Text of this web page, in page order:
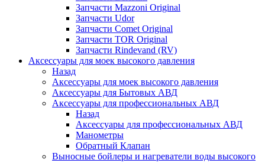
Запчасти Mazzoni Original
Запчасти Udor
Запчасти Comet Original
Запчасти TOR Original
Запчасти Rindevand (RV)
Аксессуары для моек высокого давления
Назад
Аксессуары для моек высокого давления
Аксессуары для Бытовых АВД
Аксессуары для профессиональных АВД
Назад
Аксессуары для профессиональных АВД
Манометры
Обратный Клапан
Выносные бойлеры и нагреватели воды высокого